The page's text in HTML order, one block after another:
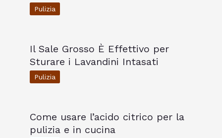
Pulizia
Il Sale Grosso È Effettivo per
Sturare i Lavandini Intasati
Pulizia
Come usare l’acido citrico per la
pulizia e in cucina